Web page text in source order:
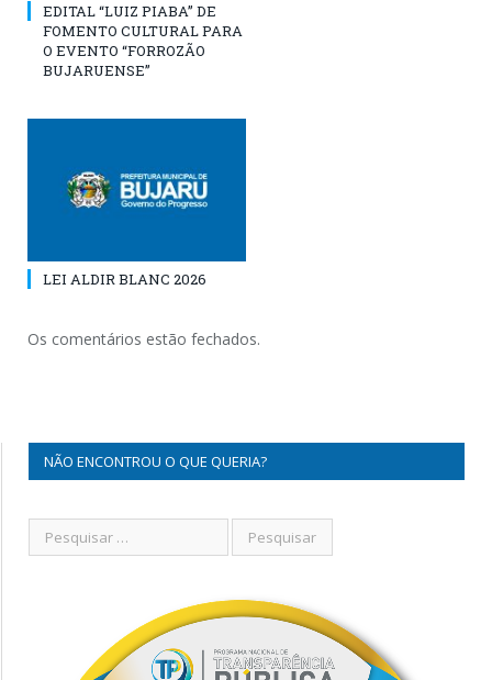
EDITAL “LUIZ PIABA” DE
FOMENTO CULTURAL PARA
O EVENTO “FORROZÃO
BUJARUENSE”
LEI ALDIR BLANC 2026
Os comentários estão fechados.
NÃO ENCONTROU O QUE QUERIA?